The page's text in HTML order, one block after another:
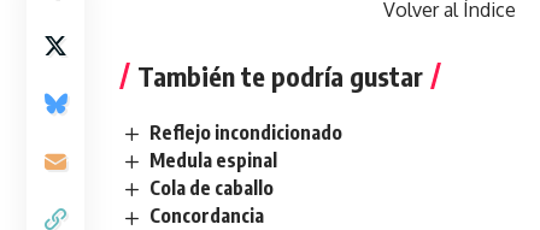
Volver al Índice
También te podría gustar
Reflejo incondicionado
Medula espinal
Cola de caballo
Concordancia